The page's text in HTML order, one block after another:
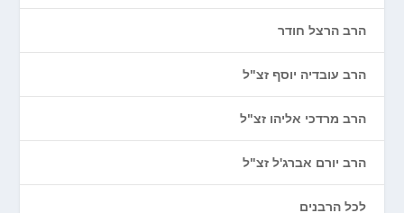
הרב הרצל חודר
הרב עובדיה יוסף זצ"ל
הרב מרדכי אליהו זצ"ל
הרב יורם אברג'ל זצ"ל
לכל הרבנים